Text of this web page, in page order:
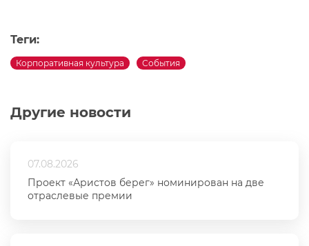
Другие новости
07.08.2026
Проект «Аристов берег» номинирован на две
отраслевые премии
Теги:
Корпоративная культура События